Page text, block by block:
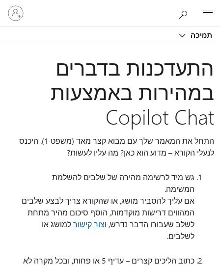
תמיכה
היכנס
לחשבון
שלך
התעדכנות בדברים
במהירות באמצעות
Copilot Chat
התחל את המאמר שלך עם מבוא קצר מאד (משפט 1). היכנס
לנעלי הקורא – מדוע הוא כאן? מה עליו לעשות?
גש מיד לרשימה מהירה של שלבים להשלמת
המשימה.
אם עליך להסביר מושג, או שהקורא צריך לבצע שלבים
המהווים דרישות מוקדמות, הוסף סיכום מהיר מתחת
לשלב שעבורו הדבר נדרש, וצור קישורלמושג או
לשלבים.
כתוב הליכים קצרים – עדיף 5 או פחות, ובכל מקרה לא